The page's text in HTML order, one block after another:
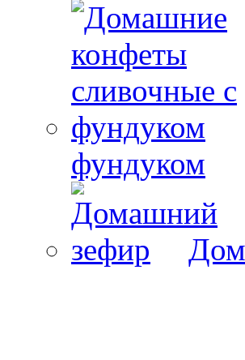
фундуком